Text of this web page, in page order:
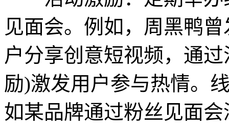
见面会。例如，周黑鸭
户分享创意短视频，通
励)激发用户参与热情。
如某品牌通过粉丝见面